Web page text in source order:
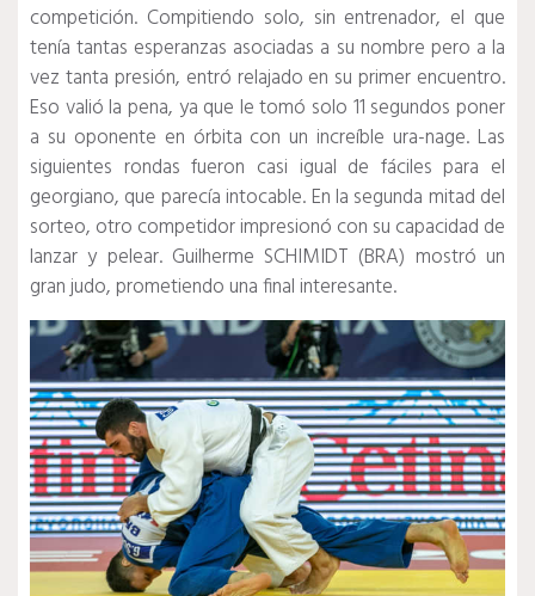
competición. Compitiendo solo, sin entrenador, el que
tenía tantas esperanzas asociadas a su nombre pero a la
vez tanta presión, entró relajado en su primer encuentro.
Eso valió la pena, ya que le tomó solo 11 segundos poner
a su oponente en órbita con un increíble ura-nage. Las
siguientes rondas fueron casi igual de fáciles para el
georgiano, que parecía intocable. En la segunda mitad del
sorteo, otro competidor impresionó con su capacidad de
lanzar y pelear. Guilherme SCHIMIDT (BRA) mostró un
gran judo, prometiendo una final interesante.